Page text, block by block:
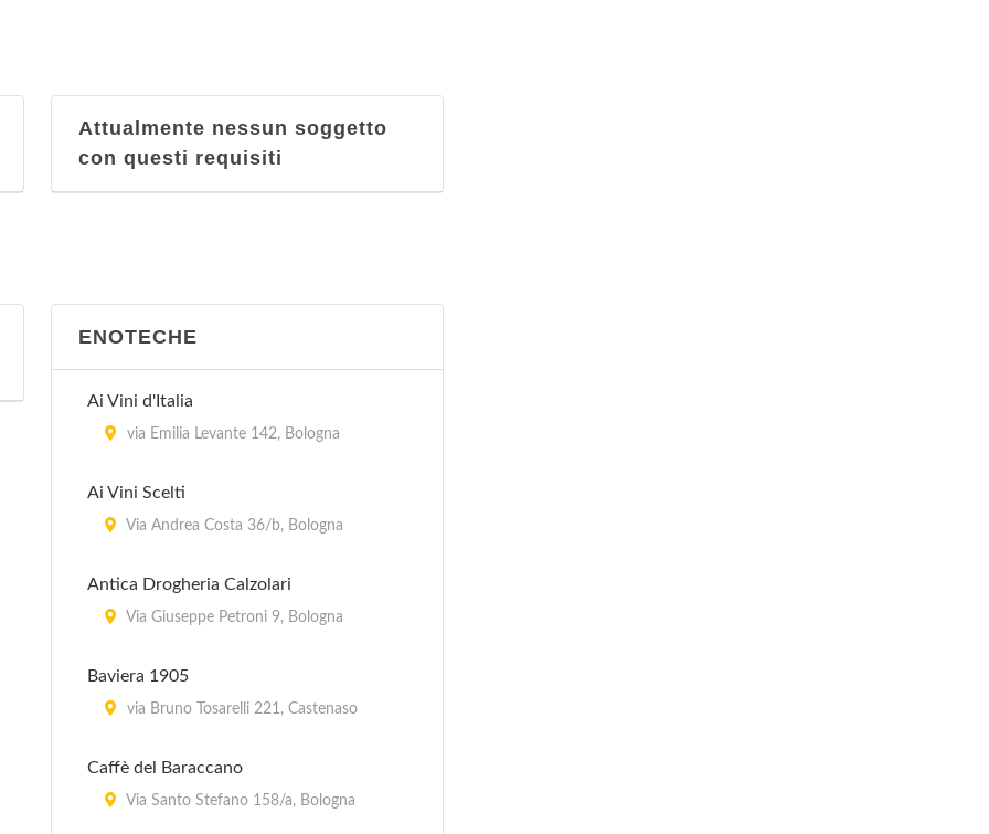
Attualmente nessun soggetto
con questi requisiti
ENOTECHE
Ai Vini d'Italia
via Emilia Levante 142, Bologna
Ai Vini Scelti
Via Andrea Costa 36/b, Bologna
Antica Drogheria Calzolari
Via Giuseppe Petroni 9, Bologna
Baviera 1905
via Bruno Tosarelli 221, Castenaso
Caffè del Baraccano
Via Santo Stefano 158/a, Bologna